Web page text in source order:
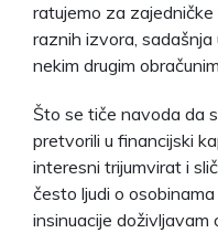
ratujemo za
raznih izvora,
nekim drugim
Što se tiče navoda da
pretvorili u financijski
interesni trijumvirat i
često ljudi o
insinuacije doživljavam